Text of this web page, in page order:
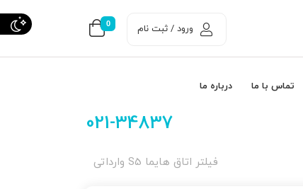
0 ورود / ثبت نام
تماس با ما درباره ما
021-34837
فیلتر اتاق هایما S5 وارداتی